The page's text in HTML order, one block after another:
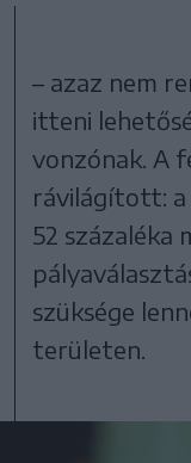
– azaz nem
itteni
vonzónak. A
rávilágított: a
52 százaléka
szüksége
területen.